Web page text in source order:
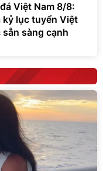
Việt Nam 8/8:
kỷ lục tuyển Việt
sàng cạnh